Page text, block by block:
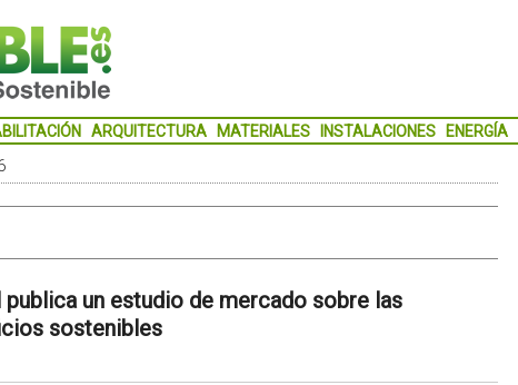
ARQUITECTURA MATERIALES INSTALACIONES ENERGÍA
un estudio de mercado sobre las
sostenibles